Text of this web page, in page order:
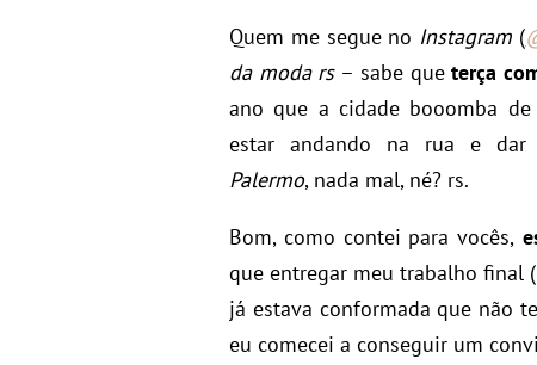
Quem me segue no Instagram (
da moda rs– sabe queterça
ano que a cidade booomba
estar andando na rua e
Palermo, nada mal, né? rs.
Bom, como contei para vocês,
que entregar meu trabalho final (
já estava conformada que não
eu comecei a conseguir um